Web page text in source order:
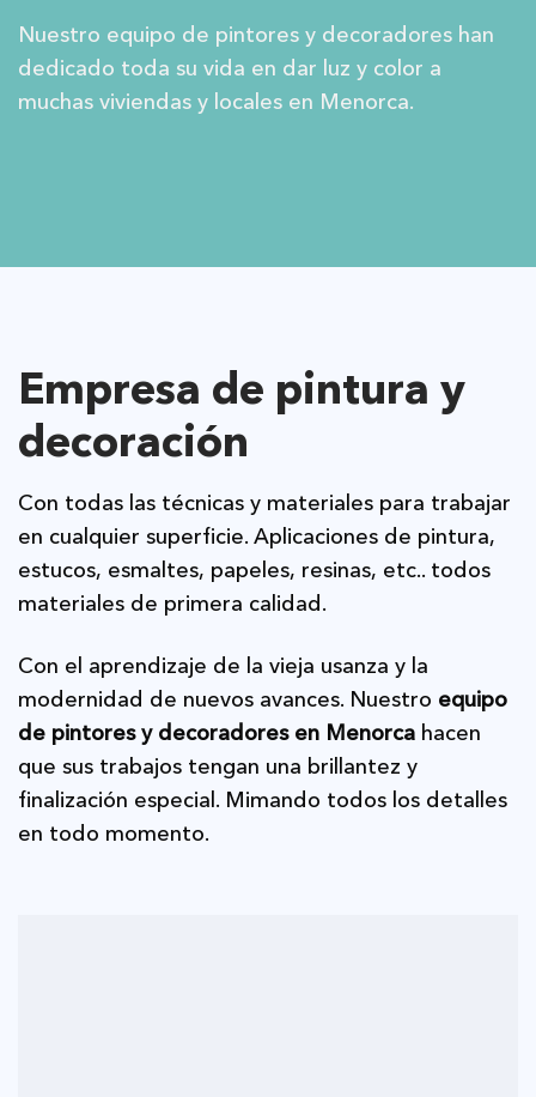
Nuestro equipo de pintores y decoradores han
dedicado toda su vida en dar luz y color a
muchas viviendas y locales en Menorca.
Empresa de pintura y
decoración
Con todas las técnicas y materiales para trabajar
en cualquier superficie. Aplicaciones de pintura,
estucos, esmaltes, papeles, resinas, etc.. todos
materiales de primera calidad.
Con el aprendizaje de la vieja usanza y la
modernidad de nuevos avances. Nuestro equipo
de pintores y decoradores en Menorca hacen
que sus trabajos tengan una brillantez y
finalización especial. Mimando todos los detalles
en todo momento.